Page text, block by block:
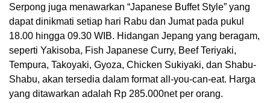
Serpong juga menawarkan “Japanese Buffet Style” yang
dapat dinikmati setiap hari Rabu dan Jumat pada pukul
18.00 hingga 09.30 WIB. Hidangan Jepang yang beragam,
seperti Yakisoba, Fish Japanese Curry, Beef Teriyaki,
Tempura, Takoyaki, Gyoza, Chicken Sukiyaki, dan Shabu-
Shabu, akan tersedia dalam format all-you-can-eat. Harga
yang ditawarkan adalah Rp 285.000net per orang.